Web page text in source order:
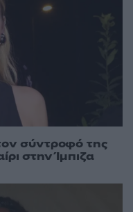
σύντροφό της
στην Ίμπιζα